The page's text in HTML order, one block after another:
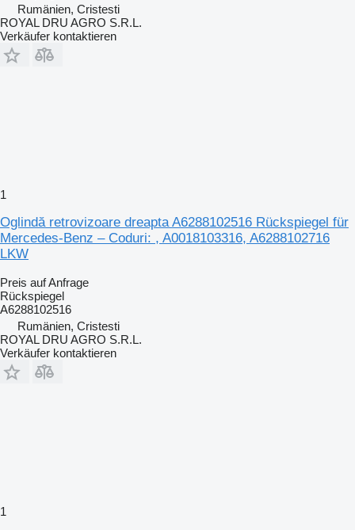
Rumänien, Cristesti
ROYAL DRU AGRO S.R.L.
Verkäufer kontaktieren
1
Oglindă retrovizoare dreapta A6288102516 Rückspiegel für
Mercedes-Benz – Coduri: , A0018103316, A6288102716
LKW
Preis auf Anfrage
Rückspiegel
A6288102516
Rumänien, Cristesti
ROYAL DRU AGRO S.R.L.
Verkäufer kontaktieren
1